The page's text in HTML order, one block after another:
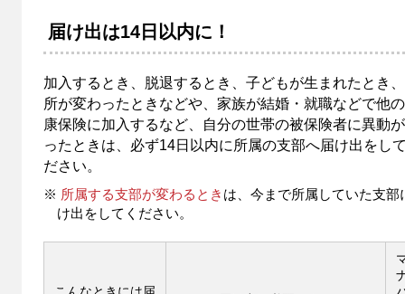
届け出は14日以内に！
加入するとき、脱退するとき、子どもが生まれたとき
所が変わったときなどや、家族が結婚・就職などで他
康保険に加入するなど、自分の世帯の被保険者に異動
ったときは、必ず14日以内に所属の支部へ届け出をし
ださい。
※ 所属する支部が変わるとき は、今まで所属していた支部
け出をしてください。
こんなときには届